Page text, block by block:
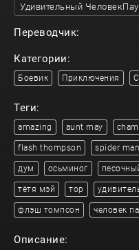
Удивительный
Переводчик:
Категории:
Боевик Приключения
Теги:
amazing aunt may
flash thompson spider man
дум осьминог
тётя мэй тор
флэш томпсон человек
Описание: